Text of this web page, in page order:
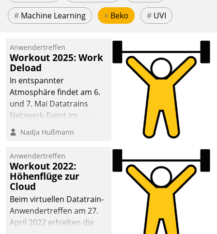
# Machine Learning × Beko # UVI
Anwendertreffen
Workout 2025: Work
Deload
In entspannter
Atmosphäre findet am 6.
und 7. Mai Datatrains
Netzwerk-Event im
Kunden- und Partnerkreis
statt. Zentrale Frage: Wie
Mammutprojekte
meistern und Workloads
wuppen – bei zunehmend
anspruchsvollen
Aufgaben und
abnehmendem
Nadja Hußmann
Anwendertreffen
Workout 2022:
Höhenflüge zur
Cloud
Beim virtuellen Datatrain-
Anwendertreffen am 27.
April 2022 erhielten die